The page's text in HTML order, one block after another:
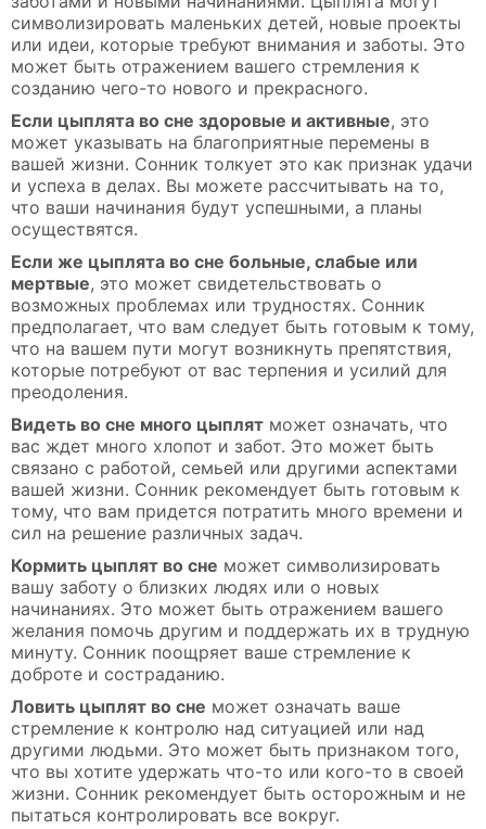
символизировать маленьких детей, новые проекты
или идеи, которые требуют внимания и заботы. Это
может быть отражением вашего стремления к
созданию чего-то нового и прекрасного.
Если цыплята во сне здоровые и активные, это
может указывать на благоприятные перемены в
вашей жизни. Сонник толкует это как признак удачи
и успеха в делах. Вы можете рассчитывать на то,
что ваши начинания будут успешными, а планы
осуществятся.
Если же цыплята во сне больные, слабые или
мертвые, это может свидетельствовать о
возможных проблемах или трудностях. Сонник
предполагает, что вам следует быть готовым к тому,
что на вашем пути могут возникнуть препятствия,
которые потребуют от вас терпения и усилий для
преодоления.
Видеть во сне много цыплят может означать, что
вас ждет много хлопот и забот. Это может быть
связано с работой, семьей или другими аспектами
вашей жизни. Сонник рекомендует быть готовым к
тому, что вам придется потратить много времени и
сил на решение различных задач.
Кормить цыплят во сне может символизировать
вашу заботу о близких людях или о новых
начинаниях. Это может быть отражением вашего
желания помочь другим и поддержать их в трудную
минуту. Сонник поощряет ваше стремление к
доброте и состраданию.
Ловить цыплят во сне может означать ваше
стремление к контролю над ситуацией или над
другими людьми. Это может быть признаком того,
что вы хотите удержать что-то или кого-то в своей
жизни. Сонник рекомендует быть осторожным и не
пытаться контролировать все вокруг.